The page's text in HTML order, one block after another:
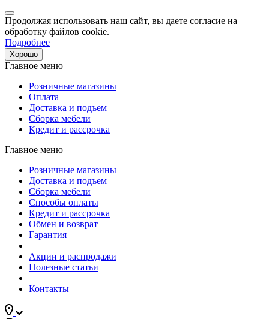
Продолжая использовать наш сайт, вы даете согласие на
обработку файлов cookie.
Подробнее
Хорошо
Главное меню
Розничные магазины
Оплата
Доставка и подъем
Сборка мебели
Кредит и рассрочка
Главное меню
Розничные магазины
Доставка и подъем
Сборка мебели
Способы оплаты
Кредит и рассрочка
Обмен и возврат
Гарантия
Акции и распродажи
Полезные статьи
Контакты